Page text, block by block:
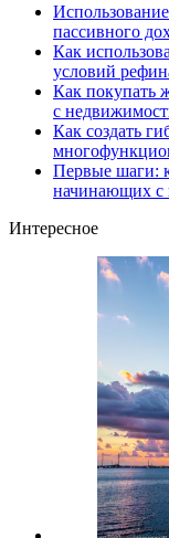
пассивного
Как
условий
Как покупать
с
Как создать
Первые шаги:
начинающих с
Интересное